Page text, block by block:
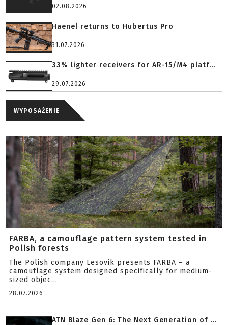
02.08.2026
Haenel returns to Hubertus Pro
31.07.2026
33% lighter receivers for AR-15/M4 platf...
29.07.2026
WYPOSAŻENIE
FARBA, a camouflage pattern system tested in
Polish forests
The Polish company Lesovik presents FARBA – a
camouflage system designed specifically for medium-
sized objec...
28.07.2026
ATN Blaze Gen 6: The Next Generation of ...